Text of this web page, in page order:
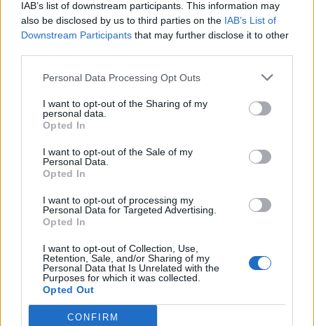
IAB’s list of downstream participants. This information may
also be disclosed by us to third parties on the IAB’s List of
Downstream Participants that may further disclose it to other
Personal Data Processing Opt Outs
I want to opt-out of the Sharing of my
personal data.
Opted In
I want to opt-out of the Sale of my
Personal Data.
Opted In
I want to opt-out of processing my
Personal Data for Targeted Advertising.
Opted In
I want to opt-out of Collection, Use,
Retention, Sale, and/or Sharing of my
Personal Data that Is Unrelated with the
Purposes for which it was collected.
Opted Out
CONFIRM